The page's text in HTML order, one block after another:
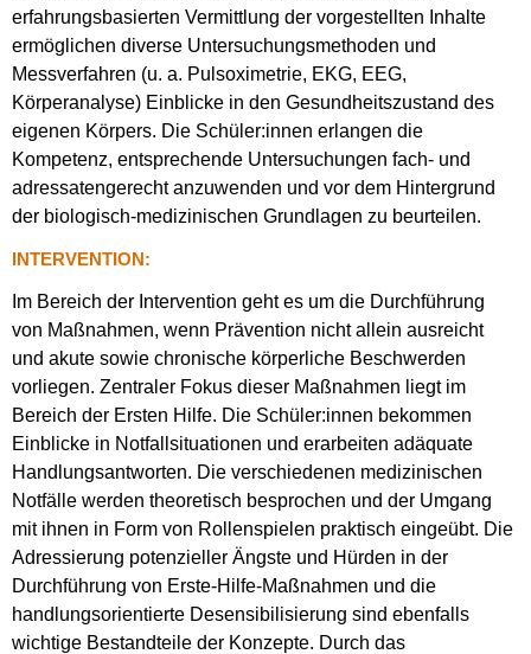
erfahrungsbasierten Vermittlung der vorgestellten Inhalte
ermöglichen diverse Untersuchungsmethoden und
Messverfahren (u. a. Pulsoximetrie, EKG, EEG,
Körperanalyse) Einblicke in den Gesundheitszustand des
eigenen Körpers. Die Schüler:innen erlangen die
Kompetenz, entsprechende Untersuchungen fach- und
adressatengerecht anzuwenden und vor dem Hintergrund
der biologisch-medizinischen Grundlagen zu beurteilen.
INTERVENTION:
Im Bereich der Intervention geht es um die Durchführung
von Maßnahmen, wenn Prävention nicht allein ausreicht
und akute sowie chronische körperliche Beschwerden
vorliegen. Zentraler Fokus dieser Maßnahmen liegt im
Bereich der Ersten Hilfe. Die Schüler:innen bekommen
Einblicke in Notfallsituationen und erarbeiten adäquate
Handlungsantworten. Die verschiedenen medizinischen
Notfälle werden theoretisch besprochen und der Umgang
mit ihnen in Form von Rollenspielen praktisch eingeübt. Die
Adressierung potenzieller Ängste und Hürden in der
Durchführung von Erste-Hilfe-Maßnahmen und die
handlungsorientierte Desensibilisierung sind ebenfalls
wichtige Bestandteile der Konzepte. Durch das